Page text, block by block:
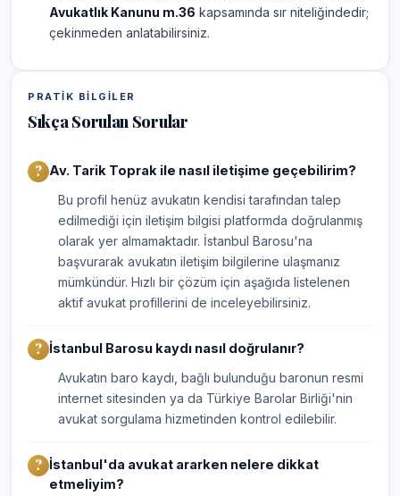
Avukatlık Kanunu m.36 kapsamında sır niteliğindedir;
çekinmeden anlatabilirsiniz.
PRATIK BILGILER
Sıkça Sorulan Sorular
Av. Tarik Toprak ile nasıl iletişime geçebilirim?
Bu profil henüz avukatın kendisi tarafından talep
edilmediği için iletişim bilgisi platformda doğrulanmış
olarak yer almamaktadır. İstanbul Barosu'na
başvurarak avukatın iletişim bilgilerine ulaşmanız
mümkündür. Hızlı bir çözüm için aşağıda listelenen
aktif avukat profillerini de inceleyebilirsiniz.
İstanbul Barosu kaydı nasıl doğrulanır?
Avukatın baro kaydı, bağlı bulunduğu baronun resmi
internet sitesinden ya da Türkiye Barolar Birliği'nin
avukat sorgulama hizmetinden kontrol edilebilir.
İstanbul'da avukat ararken nelere dikkat
etmeliyim?